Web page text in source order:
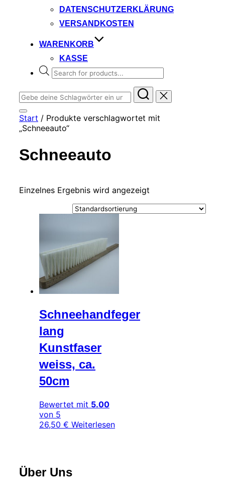
DATENSCHUTZERKLÄRUNG
VERSANDKOSTEN
WARENKORB
KASSE
Products
search
Suchen
nach:
Seitenleiste
&
Navigation
Start / Produkte verschlagwortet mit
„Schneeauto“
Schneeauto
Einzelnes Ergebnis wird angezeigt
Schneehandfeger
lang
Kunstfaser
weiss, ca.
50cm
Bewertet mit 5.00
von 5
26,50 € Weiterlesen
Über Uns